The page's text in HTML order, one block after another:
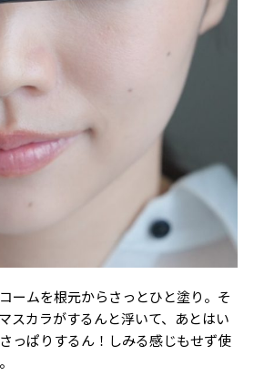
ームを根元からさっとひと塗り。そ
スカラがするんと浮いて、あとはい
っぱりするん！しみる感じもせず使